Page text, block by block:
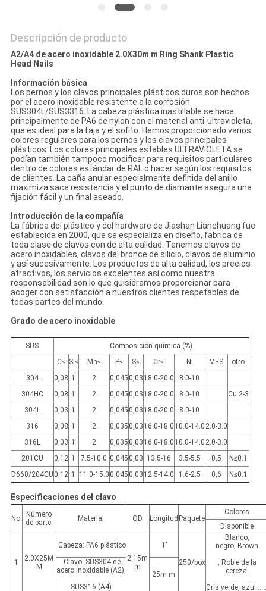
Descripción de producto
A2/A4 de acero inoxidable 2.0X30m m Ring Shank Plastic
Head Nails
Información básica
Los pernos y los clavos principales plásticos duros son hechos
por el acero inoxidable resistente a la corrosión
SUS304L/SUS3316. La cabeza plástica inastillable se hace
principalmente de PA6 de nylon con el material anti-ultravioleta,
que es ideal para la faja y el sofito. Hemos proporcionado varios
colores regulares para los pernos y los clavos principales
plásticos. Los colores principales estables ULTRAVIOLETA se
podían también tampoco modificar para requisitos particulares
dentro de colores estándar de RAL o hacer según los requisitos
de clientes. La caña anular especialmente definida del anillo
maximiza saca resistencia y el punto de diamante asegura una
fijación fácil y un final aseado.
Introducción de la compañía
La fábrica del plástico y del hardware de Jiashan Lianchuang fue
establecida en 2000, que se especializa en diseño, fabrica de
toda clase de clavos con de alta calidad. Tenemos clavos de
acero inoxidables, clavos del bronce de silicio, clavos de aluminio
y así sucesivamente. Los productos de alta calidad, los precios
atractivos, los servicios excelentes así como nuestra
responsabilidad son lo que quisiéramos proporcionar para
acoger con satisfacción a nuestros clientes respetables de
todas partes del mundo.
Grado de acero inoxidable
SUS
Composición química (%)
C≤ Si≤ Mn≤ P≤ S≤ Cr≤ Ni MES
otro
304
0,08 1 2 0,045 0,03 18.0-20.0
8.0-10
304HC
0,08 1 2 0,045 0,03 18.0-20.0 8.0-10
Cu 2-3
304L
0,03 1 2 0,045 0,03 18.0-20.0
8.0-10
316
0,08 1 2 0,035 0,03 16.0-18.0 10.0-14.0 2.0-3.0
316L
0,03 1 2 0,035 0,03 16.0-18.0 10.0-14.0 2.0-3.0
201CU
0,12 1 7.5-10.0 0,045 0,03 13.5-16 3.5-5.5 0,5
N≤0.1
D668/204CU 0,12 1 11.0-15.0 0,045 0,03 12.5-14.0 1.6-2.5 0,6 N≤0.1
Especificaciones del clavo
No.
Número
de parte.
Material OD Longitud Paquete
Colores
Disponible
1
2.0X25M
M
Cabeza: PA6 plástico
2.15m
m
1"
250/box
Blanco,
negro, Brown
, Roble de la
cereza.
Gris verde, azul
Clavo: SUS304 de
acero inoxidable (A2),
SUS316 (A4)
25m m